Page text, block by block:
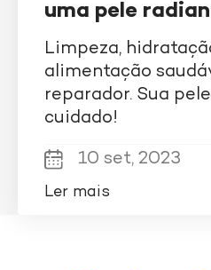
uma pele
Limpeza,
alimentação
reparador. Sua
cuidado!
10 set, 2023
Ler mais